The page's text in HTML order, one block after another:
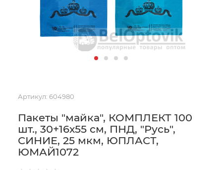
Артикул: 604980
Пакеты "майка", КОМПЛЕКТ 100
шт., 30+16х55 см, ПНД, "Русь",
СИНИЕ, 25 мкм, ЮПЛАСТ,
ЮМАЙ1072